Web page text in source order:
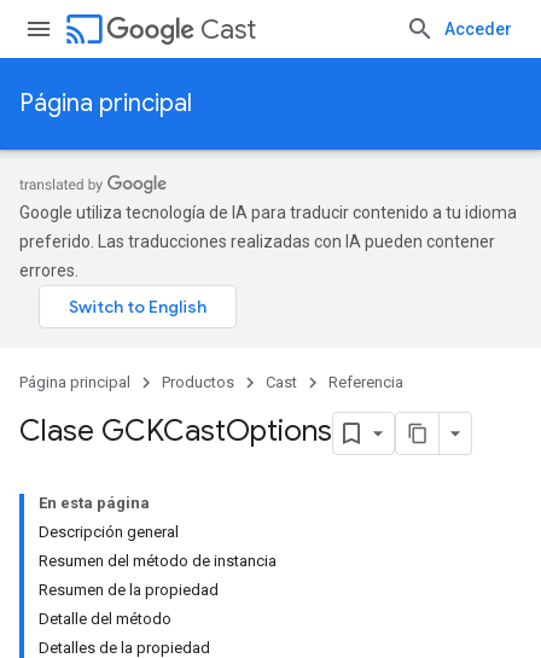
cast Cast Acceder
Página principal
Google utiliza tecnología de IA para traducir contenido a tu idioma
preferido. Las traducciones realizadas con IA pueden contener
errores.
Página principal Productos Cast Referencia
Clase GCKCastOptions
En esta página
Descripción general
Resumen del método de instancia
Resumen de la propiedad
Detalle del método
Detalles de la propiedad